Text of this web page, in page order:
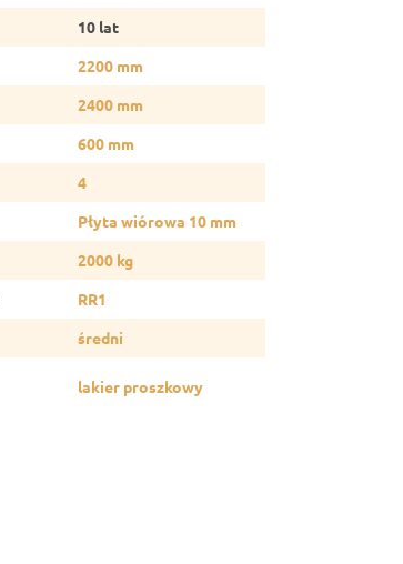
10 lat
2200 mm
2400 mm
600 mm
4
Płyta wiórowa 10 mm
2000 kg
RR1
średni
lakier proszkowy